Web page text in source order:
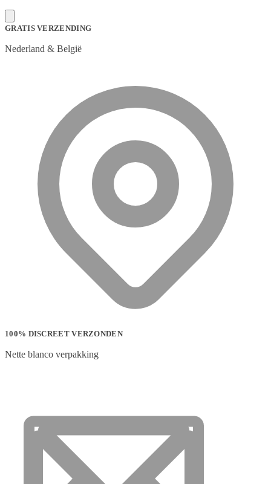
GRATIS VERZENDING
Nederland & België
100% DISCREET VERZONDEN
Nette blanco verpakking